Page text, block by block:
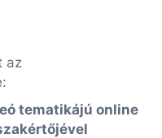
az
tematikájú online